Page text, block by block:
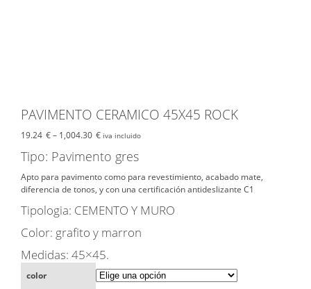
PAVIMENTO CERAMICO 45X45 ROCK
19.24 €– 1,004.30 € iva incluido
Tipo: Pavimento gres
Apto para pavimento como para revestimiento, acabado mate,
diferencia de tonos, y con una certificación antideslizante C1
Tipologia: CEMENTO Y MURO
Color: grafito y marron
Medidas: 45×45.
color